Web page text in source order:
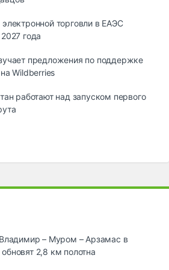
торговли в ЕАЭС
года
предложения по поддержке
Wildberries
работают над запуском первого
– Муром – Арзамас в
2,8 км полотна